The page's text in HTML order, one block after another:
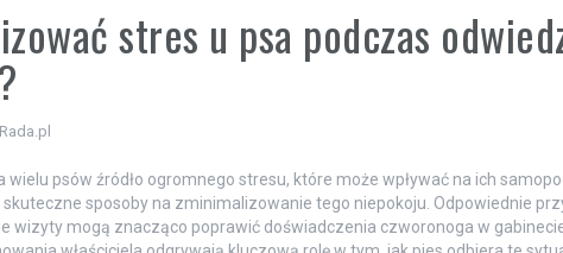
stres u psa podczas
psów źródło ogromnego stresu, które może wpływać na ich
sposoby na zminimalizowanie tego niepokoju. Odpowiednie
wizyty mogą znacząco poprawić doświadczenia czworonoga w